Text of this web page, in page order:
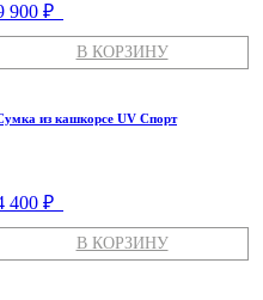
900 ₽
В КОРЗИНУ
из кашкорсе UV Спорт
400 ₽
В КОРЗИНУ